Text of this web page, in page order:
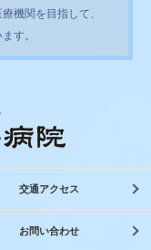
機関を目指して、
す。
交通アクセス
お問い合わせ